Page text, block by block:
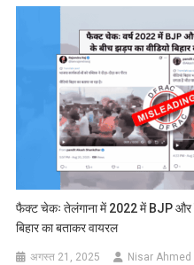
फैक्ट चेकः तेलंगाना में 2022 में BJP और
बिहार का बताकर वायरल
अगस्त 21, 2025 Nisar Ahmed